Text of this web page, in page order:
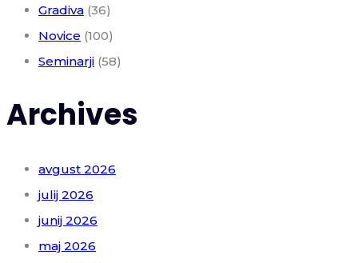
Gradiva (36)
Novice (100)
Seminarji (58)
Archives
avgust 2026
julij 2026
junij 2026
maj 2026